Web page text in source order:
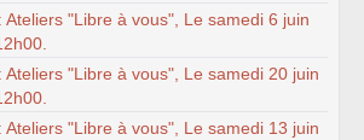
Ateliers "Libre à vous", Le samedi 6 juin
Ateliers "Libre à vous", Le samedi 20 juin
Ateliers "Libre à vous", Le samedi 13 juin